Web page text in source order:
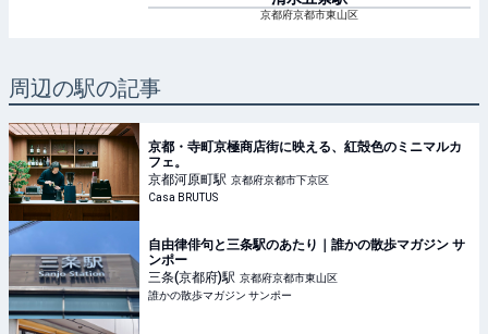
京都府京都市東山区
周辺の駅の記事
京都・寺町京極商店街に映える、紅殻色のミニマルカ
フェ。
京都河原町駅 京都府京都市下京区
Casa BRUTUS
自由律俳句と三条駅のあたり｜誰かの散歩マガジン サ
ンポー
三条(京都府)駅 京都府京都市東山区
誰かの散歩マガジン サンポー